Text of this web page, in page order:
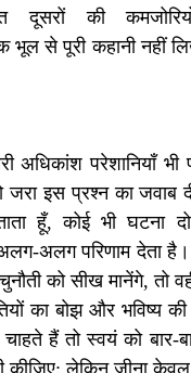
दूसरों की
भूल से पूरी कहानी नहीं
अधिकांश परेशानियाँ
जरा इस प्रश्न का जवाब
हूँ, कोई भी घटना
अलग परिणाम देता है।
को सीख मानेंगे, तो
का बोझ और भविष्य
हैं तो स्वयं को बार-
कीजिए; लेकिन जीना केवल